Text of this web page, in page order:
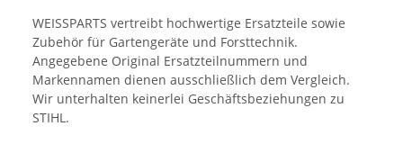
WEISSPARTS vertreibt hochwertige Ersatzteile sowie
Zubehör für Gartengeräte und Forsttechnik.
Angegebene Original Ersatzteilnummern und
Markennamen dienen ausschließlich dem Vergleich.
Wir unterhalten keinerlei Geschäftsbeziehungen zu
STIHL.